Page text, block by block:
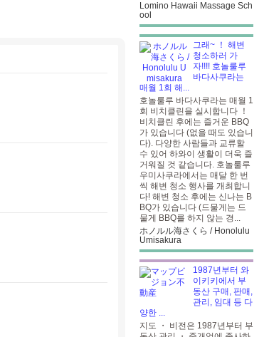
Lomino Hawaii Massage Sch
ool
그래~ ！ 해변
청소하러 가
자!!!! 호놀룰루
바다사쿠라는
매월 1회 해...
호놀룰루 바다사쿠라는 매월 1
회 비치클린을 실시합니다 ！
비치클린 후에는 즐거운 BBQ
가 있습니다 (없을 때도 있습니
다). 다양한 사람들과 교류할
수 있어 하와이 생활이 더욱 즐
거워질 것 같습니다. 호놀룰루
우미사쿠라에서는 매달 한 번
씩 해변 청소 행사를 개최합니
다! 해변 청소 후에는 신나는 B
BQ가 있습니다 (드물게는 드
물게 BBQ를 하지 않는 경...
ホノルル海さくら / Honolulu
Umisakura
1987년부터 와
이키키에서 부
동산 구매, 판매,
관리, 임대 등 다
양한 ...
지도 ・ 비전은 1987년부터 부